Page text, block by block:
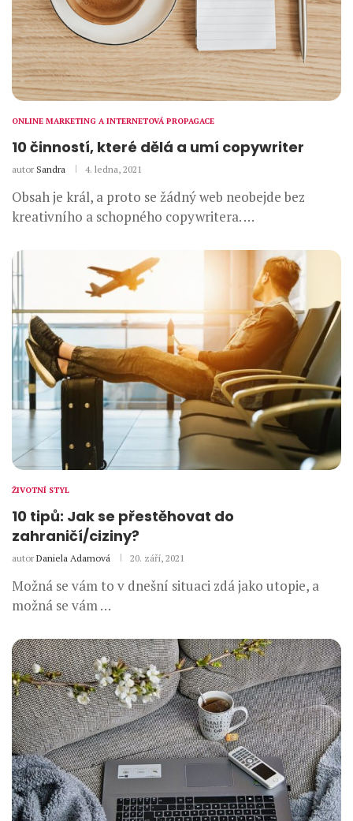
ONLINE MARKETING A INTERNETOVÁ PROPAGACE
10 činností, které dělá a umí copywriter
autor Sandra 4. ledna, 2021
Obsah je král, a proto se žádný web neobejde bez
kreativního a schopného copywritera. …
ŽIVOTNÍ STYL
10 tipů: Jak se přestěhovat do
zahraničí/ciziny?
autor Daniela Adamová 20. září, 2021
Možná se vám to v dnešní situaci zdá jako utopie, a
možná se vám …